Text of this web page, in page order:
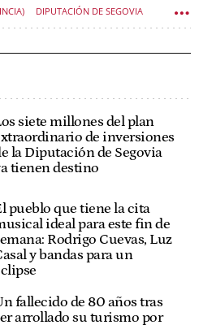
DIPUTACIÓN DE SEGOVIA
siete millones del plan
de inversiones
la Diputación de Segovia
tienen destino
pueblo que tiene la cita
ideal para este fin de
Rodrigo Cuevas, Luz
y bandas para un
fallecido de 80 años tras
arrollado su turismo por